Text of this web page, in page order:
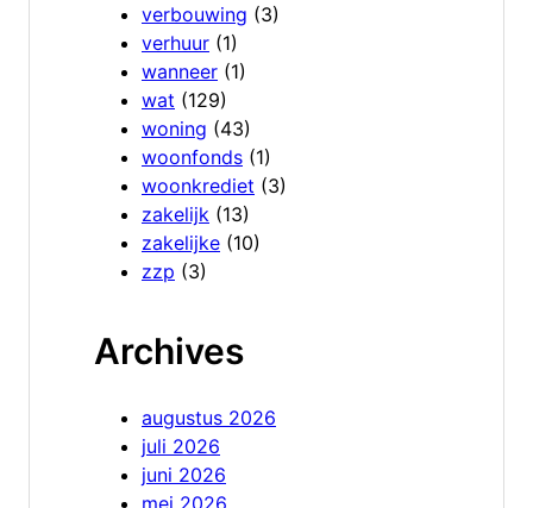
verbouwing (3)
verhuur (1)
wanneer (1)
wat (129)
woning (43)
woonfonds (1)
woonkrediet (3)
zakelijk (13)
zakelijke (10)
zzp (3)
Archives
augustus 2026
juli 2026
juni 2026